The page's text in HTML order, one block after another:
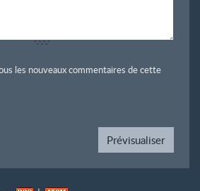
les nouveaux commentaires de cette